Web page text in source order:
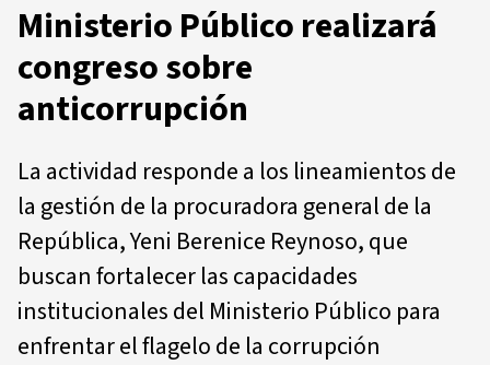
Ministerio Público realizará
congreso sobre
anticorrupción
La actividad responde a los lineamientos de
la gestión de la procuradora general de la
República, Yeni Berenice Reynoso, que
buscan fortalecer las capacidades
institucionales del Ministerio Público para
enfrentar el flagelo de la corrupción